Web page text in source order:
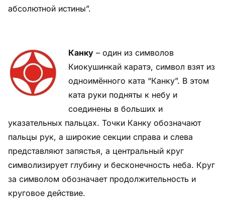
абсолютной истины”.
Канку – один из символов
Киокушинкай каратэ, символ взят из
одноимённого ката “Канку”. В этом
ката руки подняты к небу и
соединены в больших и
указательных пальцах. Точки Канку обозначают
пальцы рук, а широкие секции справа и слева
представляют запястья, а центральный круг
символизирует глубину и бесконечность неба. Круг
за символом обозначает продолжительность и
круговое действие.